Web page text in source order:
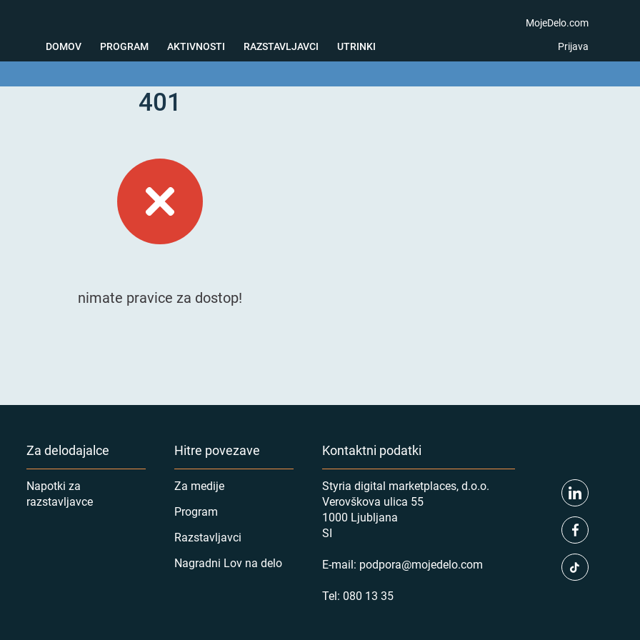
DOMOV PROGRAM AKTIVNOSTI
Testiranja
RAZSTAVLJAVCI UTRINKI
MojeDelo.com
Prijava
401
nimate pravice za dostop!
Za delodajalce
Napotki za
razstavljavce
Hitre povezave
Za medije
Program
Razstavljavci
Nagradni Lov na delo
Kontaktni podatki
Styria digital marketplaces, d.o.o.
Verovškova ulica 55
1000 Ljubljana
SI
E-mail: podpora@mojedelo.com
Tel: 080 13 35